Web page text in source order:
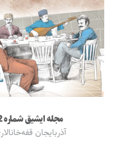
مجله ایشیق شماره 2
آذربایجان